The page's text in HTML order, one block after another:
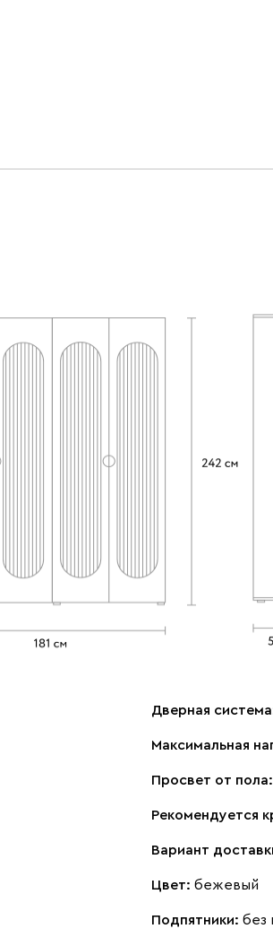
Дверная
Максимальная
Просвет от пола:
Рекомендуется
Вариант
Цвет: бежевый
Подпятники: без